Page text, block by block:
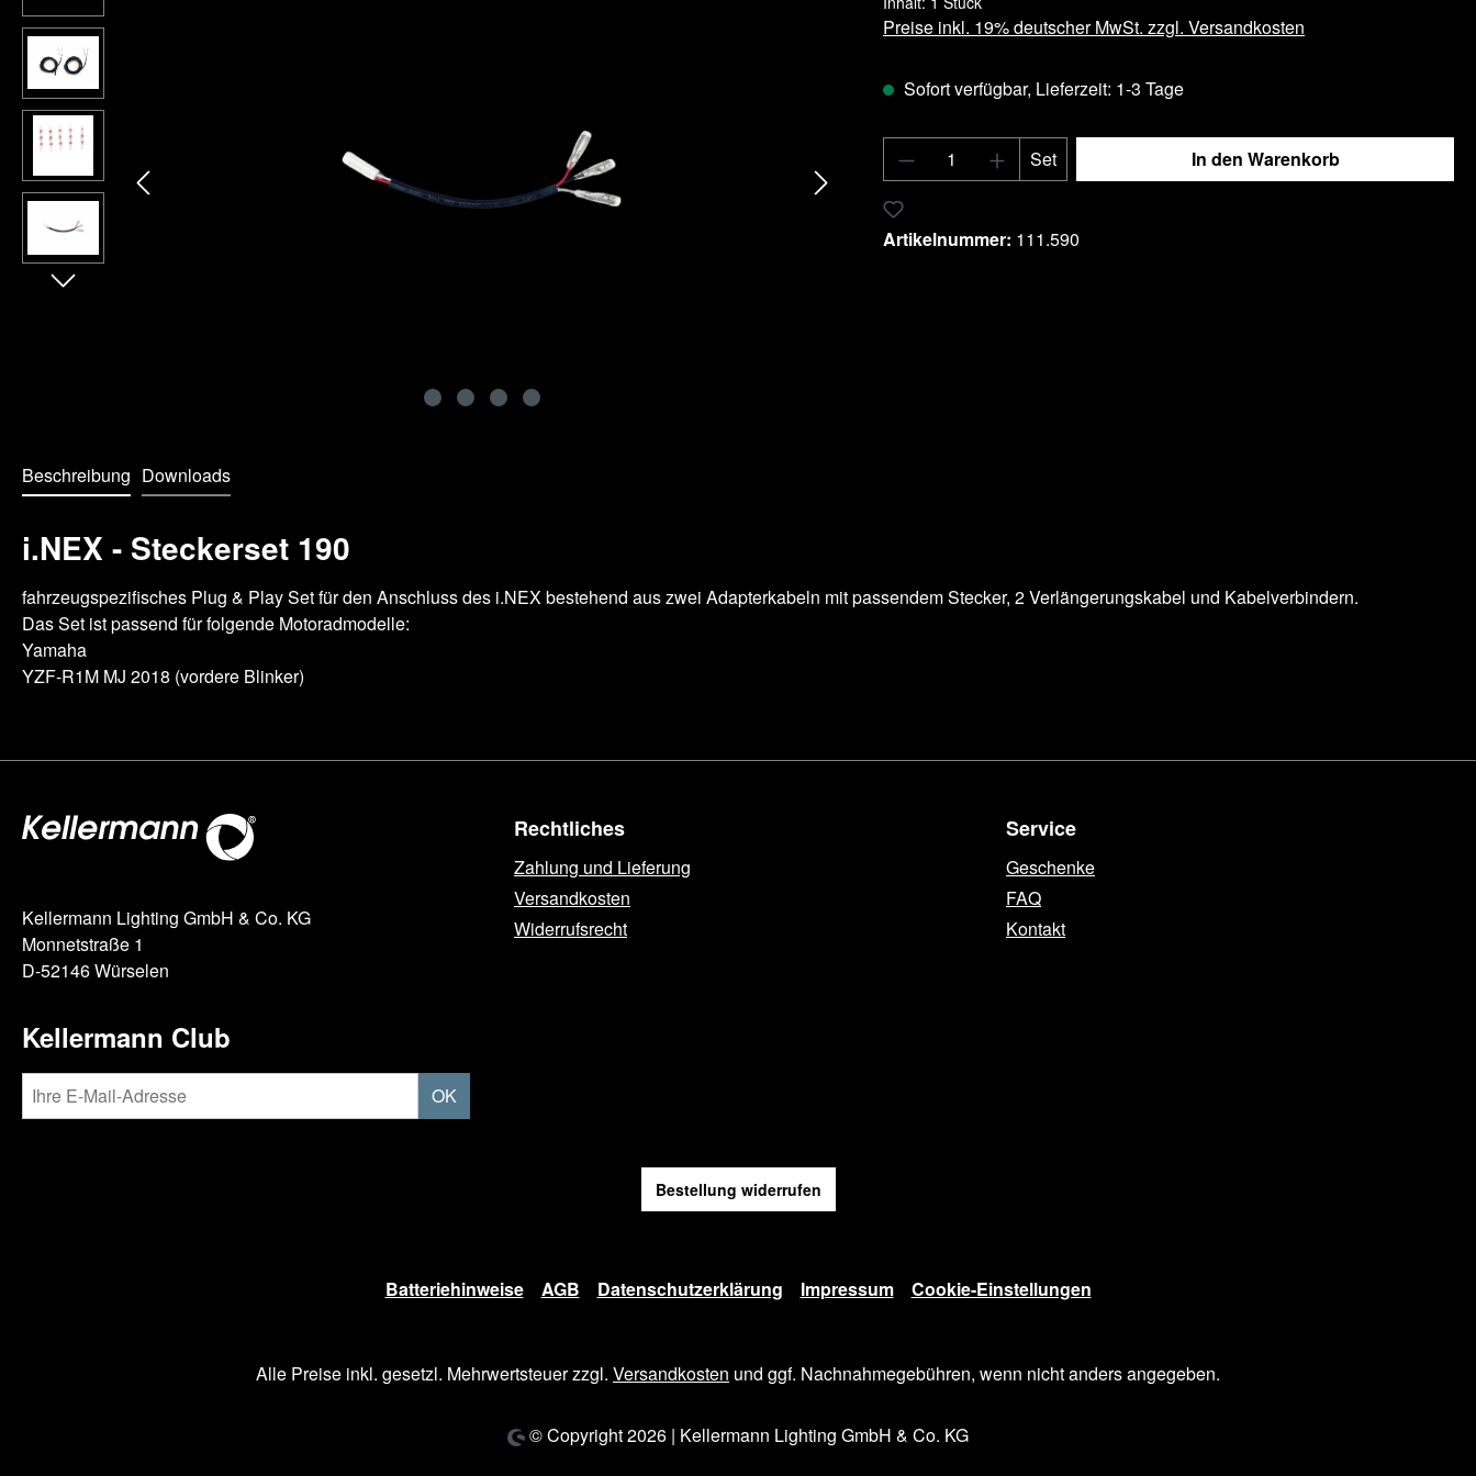
Preise inkl. 19% deutscher MwSt. zzgl. Versandkosten
Sofort verfügbar, Lieferzeit: 1-3 Tage
Produkt Anzahl: Gib den gewünschten Wert ein
Set In den Warenkorb
Artikelnummer: 111.590
Beschreibung Downloads
i.NEX - Steckerset 190
fahrzeugspezifisches Plug & Play Set für den Anschluss des i.NEX bestehend aus zwei Adapterkabeln mit passendem Stecker, 2 Verlängerungskabel und Kabelverbindern.
Das Set ist passend für folgende Motoradmodelle:
Yamaha
YZF-R1M MJ 2018 (vordere Blinker)
Kellermann Lighting GmbH & Co. KG
Monnetstraße 1
D-52146 Würselen
Kellermann Club
OK
Rechtliches
Zahlung und Lieferung
Versandkosten
Widerrufsrecht
Service
Geschenke
FAQ
Kontakt
Bestellung widerrufen
Batteriehinweise AGB Datenschutzerklärung Impressum Cookie-Einstellungen
Alle Preise inkl. gesetzl. Mehrwertsteuer zzgl. Versandkosten und ggf. Nachnahmegebühren, wenn nicht anders angegeben.
© Copyright 2026 | Kellermann Lighting GmbH & Co. KG